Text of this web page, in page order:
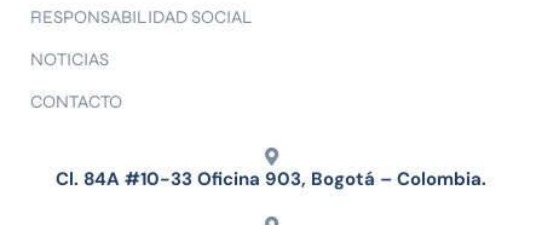
RESPONSABILIDAD SOCIAL
NOTICIAS
CONTACTO
Cl. 84A #10-33 Oficina 903, Bogotá – Colombia.